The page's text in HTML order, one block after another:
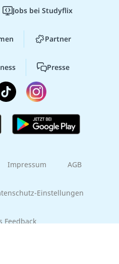
Jobs bei Studyflix
Partner
Presse
Impressum AGB
Einstellungen
Feedback